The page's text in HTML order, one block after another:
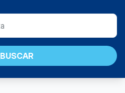
BUSCAR